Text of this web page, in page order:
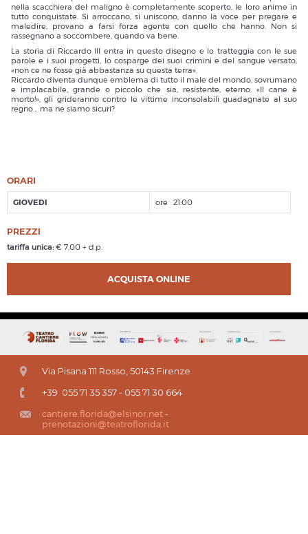
nella scacchiera del maligno è completamente scoperto, le loro anime in
tutto conquistate. Si arroccano, si uniscono, danno la voce per pregare e
maledire, provano a farsi forza agente con quello che hanno. Non si
rassegnano a soccombere, quando va bene.
La storia di Riccardo III entra in questo disegno e lo tratteggia con le sue
parole e i suoi progetti, lo cosparge dei suoi crimini e del sangue versato,
«non ce ne fosse già abbastanza su questa terra».
Riccardo diventa dunque emblema di tutto il male del mondo, sovrumano
e implacabile, grande o piccolo che sia, resistente, eterno. «Il cane è
morto!», gli grideranno contro le vittime inconsolabili guadagnate al suo
regno… ma ne siamo sicuri?
ORARI
GIOVEDI 21:00
PREZZI
tariffa unica: € 7,00 + d.p.
ACQUISTA ONLINE
Via Pisana 111 Rosso, 50143 Firenze
+39 055 71 35 357 - 055 71 30 664
cantiere.florida@elsinor.net-
prenotazioni@teatroflorida.it